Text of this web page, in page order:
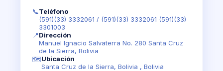
📞Teléfono
(591)(33) 3332061 / (591)(33) 3332061 (591)(33)
3301003
📍Dirección
Manuel Ignacio Salvaterra No. 280 Santa Cruz
de la Sierra, Bolivia
🗺️Ubicación
Santa Cruz de la Sierra, Bolivia , Bolivia